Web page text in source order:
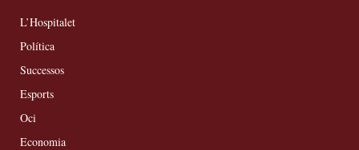
L’Hospitalet
Política
Successos
Esports
Oci
Economia